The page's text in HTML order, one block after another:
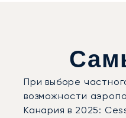
При выборе
возможности
Канария в 2025: